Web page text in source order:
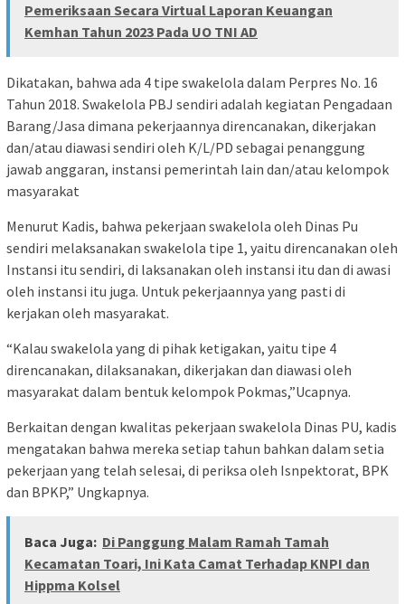
Pemeriksaan Secara Virtual Laporan Keuangan
Kemhan Tahun 2023 Pada UO TNI AD
Dikatakan, bahwa ada 4 tipe swakelola dalam Perpres No. 16
Tahun 2018. Swakelola PBJ sendiri adalah kegiatan Pengadaan
Barang/Jasa dimana pekerjaannya direncanakan, dikerjakan
dan/atau diawasi sendiri oleh K/L/PD sebagai penanggung
jawab anggaran, instansi pemerintah lain dan/atau kelompok
masyarakat
Menurut Kadis, bahwa pekerjaan swakelola oleh Dinas Pu
sendiri melaksanakan swakelola tipe 1, yaitu direncanakan oleh
Instansi itu sendiri, di laksanakan oleh instansi itu dan di awasi
oleh instansi itu juga. Untuk pekerjaannya yang pasti di
kerjakan oleh masyarakat.
“Kalau swakelola yang di pihak ketigakan, yaitu tipe 4
direncanakan, dilaksanakan, dikerjakan dan diawasi oleh
masyarakat dalam bentuk kelompok Pokmas,”Ucapnya.
Berkaitan dengan kwalitas pekerjaan swakelola Dinas PU, kadis
mengatakan bahwa mereka setiap tahun bahkan dalam setia
pekerjaan yang telah selesai, di periksa oleh Isnpektorat, BPK
dan BPKP,” Ungkapnya.
Baca Juga: Di Panggung Malam Ramah Tamah
Kecamatan Toari, Ini Kata Camat Terhadap KNPI dan
Hippma Kolsel